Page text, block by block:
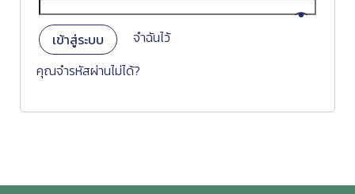
จำฉันไว้
เข้าสู่ระบบ
คุณจำรหัสผ่านไม่ได้?